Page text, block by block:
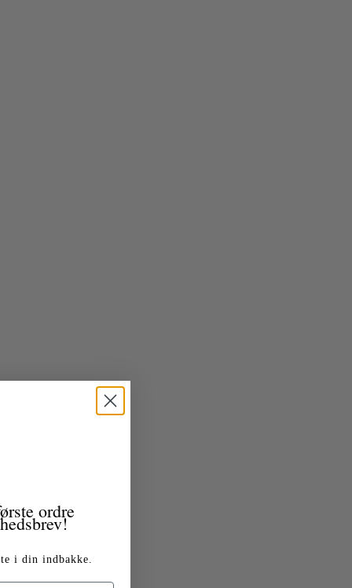
ordre
i din indbakke.